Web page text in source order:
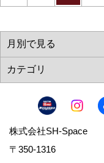
株式会社SH-Space
〒350-1316